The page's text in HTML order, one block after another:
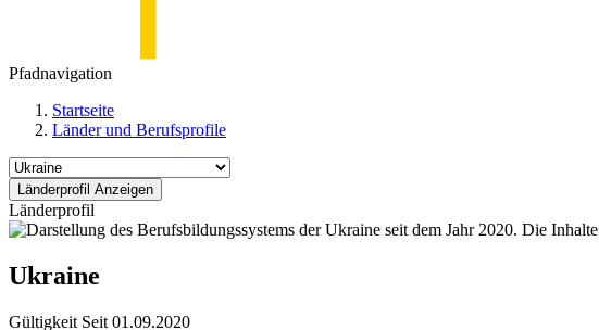
Pfadnavigation
Startseite
Länder und Berufsprofile
Länderprofil
Ukraine
Gültigkeit Seit 01.09.2020